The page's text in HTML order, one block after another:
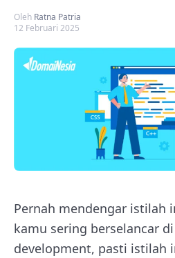
Oleh Ratna Patria
12 Februari 2025
Pernah mendengar istilah
kamu sering berselancar
development, pasti istilah